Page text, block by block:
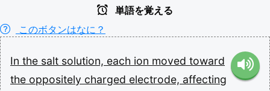
単語を覚える
このボタンはなに？
In the salt solution, each ion moved toward
the oppositely charged electrode, affecting